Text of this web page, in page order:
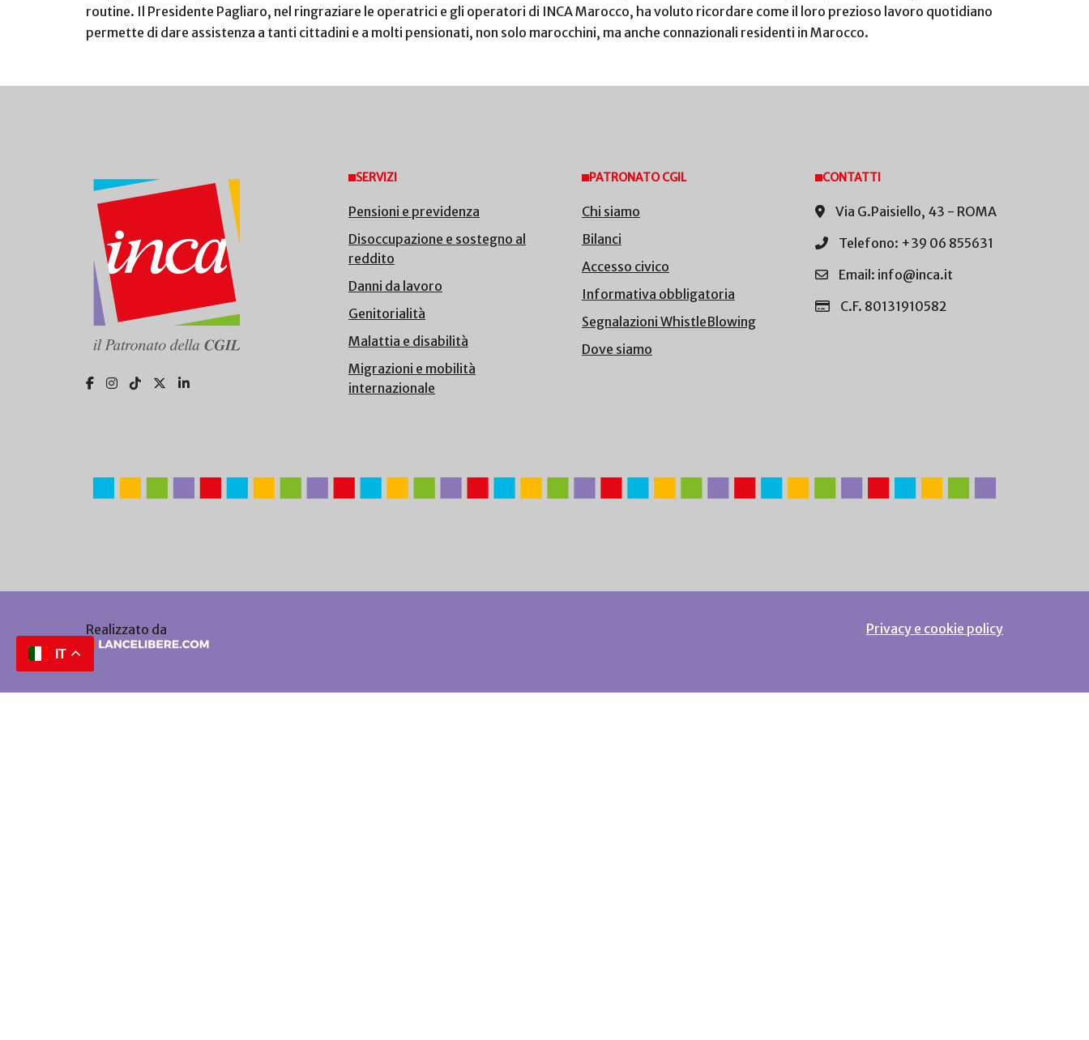
routine. Il Presidente Pagliaro, nel ringraziare le operatrici e gli operatori di INCA Marocco, ha voluto ricordare come il loro prezioso lavoro quotidiano
permette di dare assistenza a tanti cittadini e a molti pensionati, non solo marocchini, ma anche connazionali residenti in Marocco.
SERVIZI
Pensioni e previdenza
Disoccupazione e sostegno al
reddito
Danni da lavoro
Genitorialità
Malattia e disabilità
Migrazioni e mobilità
internazionale
PATRONATO CGIL
Chi siamo
Bilanci
Accesso civico
Informativa obbligatoria
Segnalazioni WhistleBlowing
Dove siamo
CONTATTI
Via G.Paisiello, 43 - ROMA
Telefono: +39 06 855631
Email: info@inca.it
C.F. 80131910582
Realizzato da Privacy e cookie policy
IT